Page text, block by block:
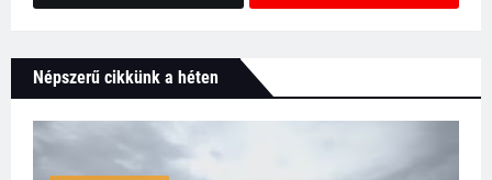
Népszerű cikkünk a héten